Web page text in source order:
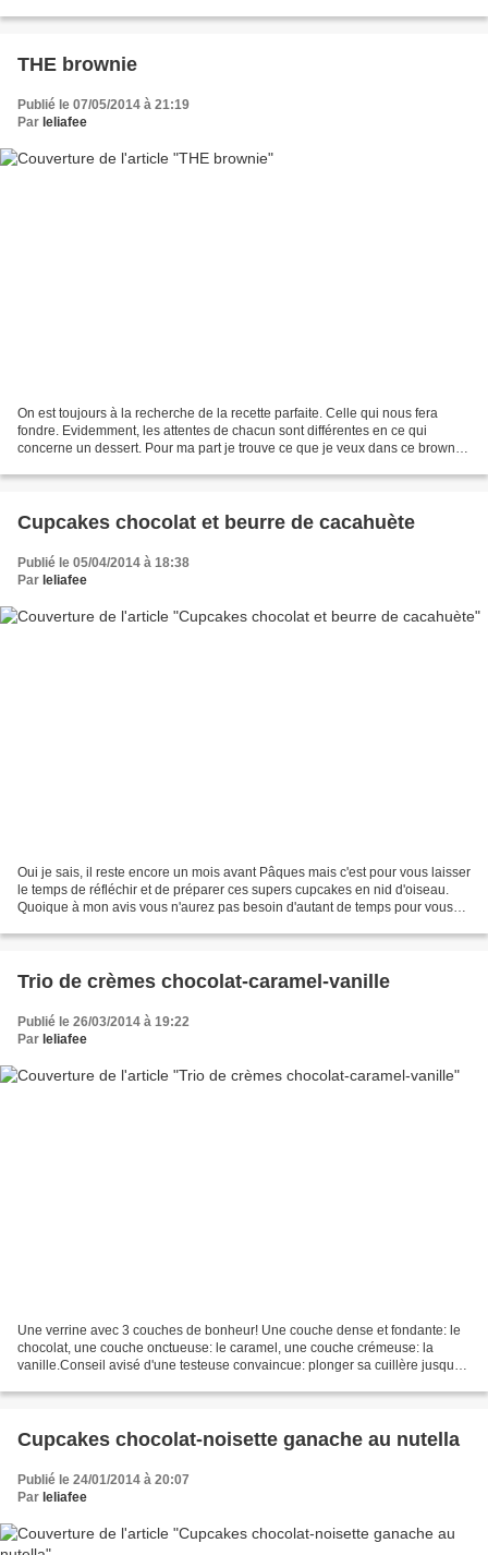
THE brownie
Publié le 07/05/2014 à 21:19
Par leliafee
On est toujours à la recherche de la recette parfaite. Celle qui nous fera
fondre. Evidemment, les attentes de chacun sont différentes en ce qui
concerne un dessert. Pour ma part je trouve ce que je veux dans ce brownie:
Cupcakes chocolat et beurre de cacahuète
Publié le 05/04/2014 à 18:38
Par leliafee
Oui je sais, il reste encore un mois avant Pâques mais c'est pour vous laisser
le temps de réfléchir et de préparer ces supers cupcakes en nid d'oiseau.
Quoique à mon avis vous n'aurez pas besoin d'autant de temps pour vous
Trio de crèmes chocolat-caramel-vanille
Publié le 26/03/2014 à 19:22
Par leliafee
Une verrine avec 3 couches de bonheur! Une couche dense et fondante: le
chocolat, une couche onctueuse: le caramel, une couche crémeuse: la
vanille.Conseil avisé d'une testeuse convaincue: plonger sa cuillère jusque
Cupcakes chocolat-noisette ganache au nutella
Publié le 24/01/2014 à 20:07
Par leliafee